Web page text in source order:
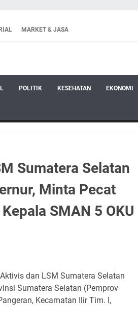
MARKET & JASA
POLITIK KESEHATAN EKONOMI
Sumatera Selatan
Minta Pecat
SMAN 5 OKU
Aktivis dan LSM Sumatera Selatan
Sumatera Selatan (Pemprov
Kecamatan Ilir Tim. I,